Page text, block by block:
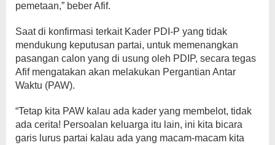
pemetaan,” beber Afif.
Saat di konfirmasi terkait Kader PDI-P yang tidak
mendukung keputusan partai, untuk memenangkan
pasangan calon yang di usung oleh PDIP, secara tegas
Afif mengatakan akan melakukan Pergantian Antar
Waktu (PAW).
“Tetap kita PAW kalau ada kader yang membelot, tidak
ada cerita! Persoalan keluarga itu lain, ini kita bicara
garis lurus partai kalau ada yang macam-macam kita